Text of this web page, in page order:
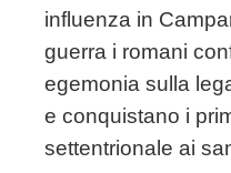
influenza in
guerra i romani
egemonia sulla
e conquistano i
settentrionale ai